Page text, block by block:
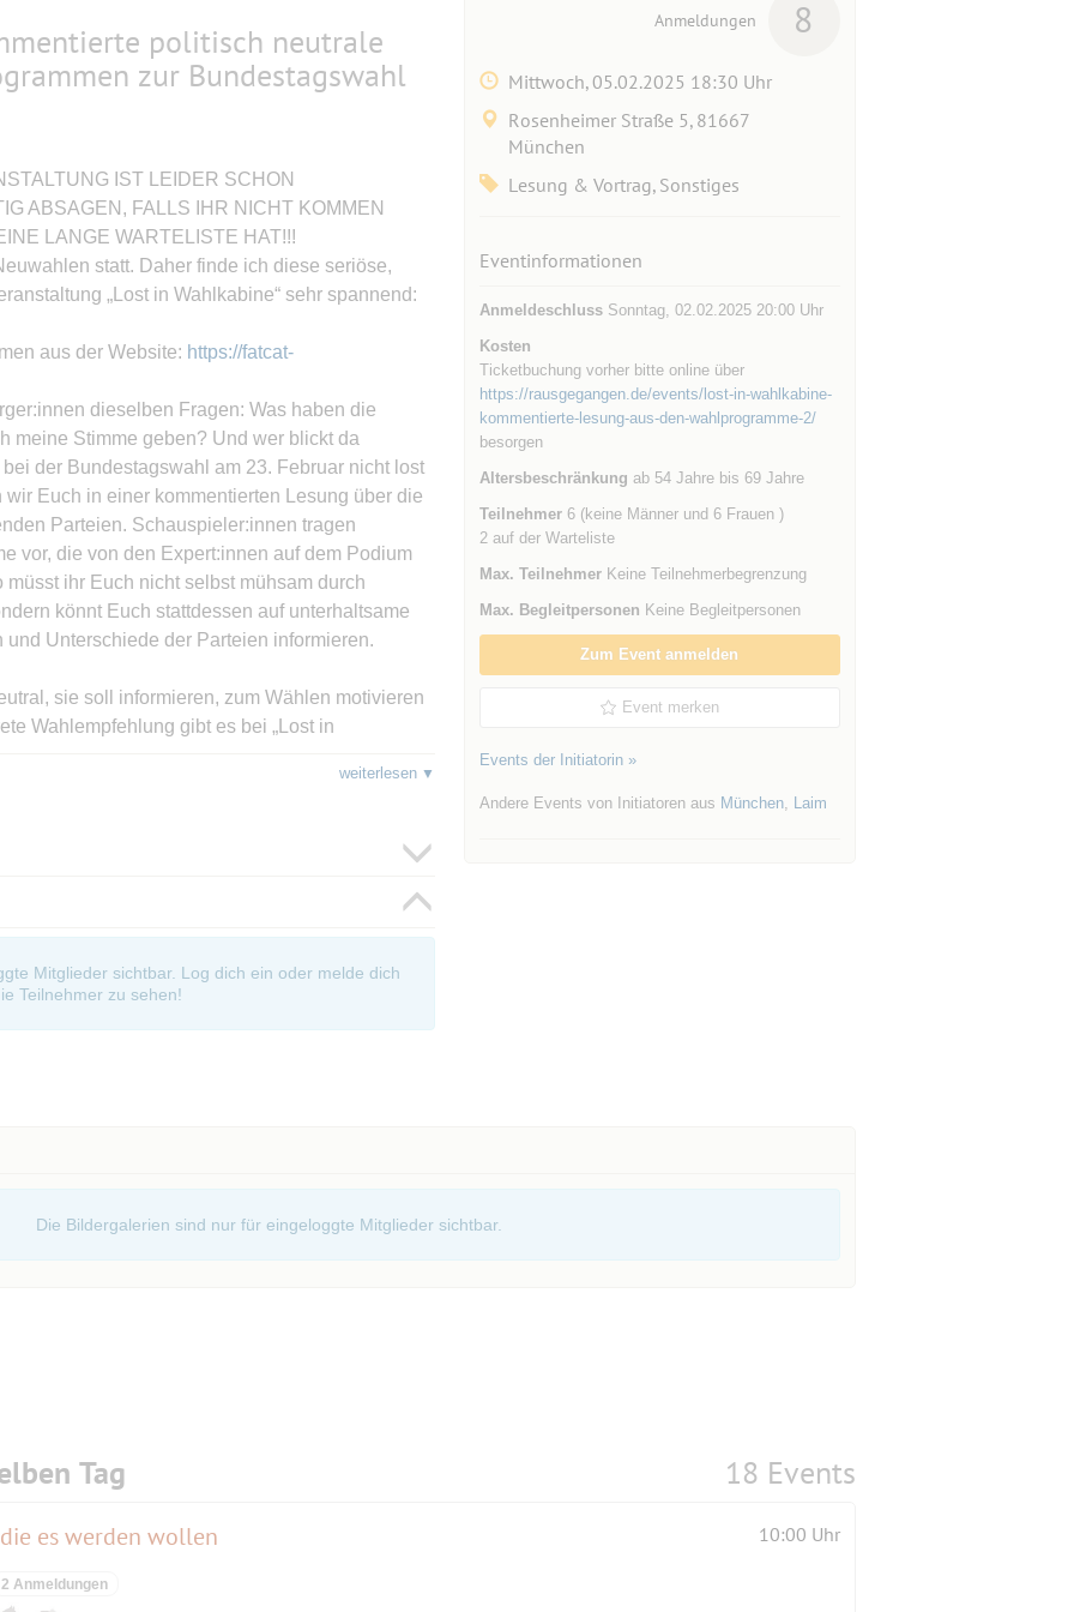
politisch neutrale
zur Bundestagswahl
IST LEIDER SCHON
ABSAGEN, FALLS IHR NICHT KOMMEN
LANGE WARTELISTE HAT!!!
statt. Daher finde ich diese seriöse,
„Lost in Wahlkabine“ sehr spannend:
aus der Website: https://fatcat-
dieselben Fragen: Was haben die
meine Stimme geben? Und wer blickt da
der Bundestagswahl am 23. Februar nicht lost
Euch in einer kommentierten Lesung über die
Parteien. Schauspieler:innen tragen
vor, die von den Expert:innen auf dem Podium
ihr Euch nicht selbst mühsam durch
könnt Euch stattdessen auf unterhaltsame
Unterschiede der Parteien informieren.
sie soll informieren, zum Wählen motivieren
Wahlempfehlung gibt es bei „Lost in
weiterlesen
Mitglieder sichtbar. Log dich ein oder melde dich
Teilnehmer zu sehen!
Anmeldungen 8
Mittwoch, 05.02.2025 18:30 Uhr
Rosenheimer Straße 5, 81667
München
Lesung & Vortrag, Sonstiges
Eventinformationen
AnmeldeschlussSonntag, 02.02.2025 20:00 Uhr
Kosten
Ticketbuchung vorher bitte online über
https://rausgegangen.de/events/lost-in-wahlkabine-
kommentierte-lesung-aus-den-wahlprogramme-2/
besorgen
Altersbeschränkung ab 54 Jahre bis 69 Jahre
Teilnehmer6 (keine Männer und 6 Frauen )
2 auf der Warteliste
Max. TeilnehmerKeine Teilnehmerbegrenzung
Max. Begleitpersonen Keine Begleitpersonen
Zum Event anmelden
Event merken
Events der Initiatorin »
Andere Events von Initiatoren aus München, Laim
Die Bildergalerien sind nur für eingeloggte Mitglieder sichtbar.
Tag 18 Events
es werden wollen 10:00 Uhr
2 Anmeldungen